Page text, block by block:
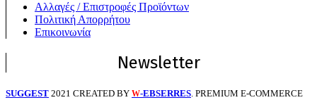
Αλλαγές / Επιστροφές Προϊόντων
Πολιτική Απορρήτου
Επικοινωνία
Newsletter
SUGGEST 2021 CREATED BY W-EBSERRES. PREMIUM E-COMMERCE